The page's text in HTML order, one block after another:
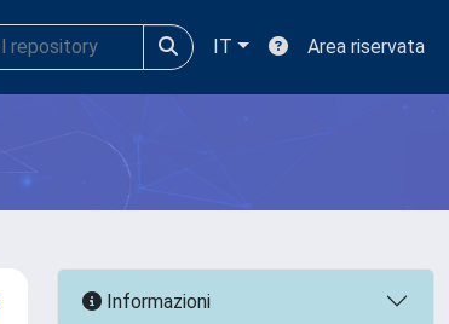
IT Area riservata
Informazioni